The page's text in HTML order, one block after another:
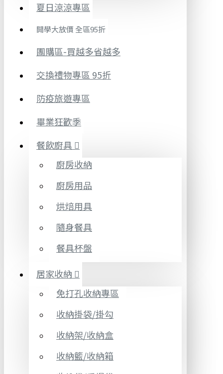
夏日涼涼專區
開學大放價 全區95折
團購區-買越多省越多
交換禮物專區 95折
防疫旅遊專區
畢業狂歡季
餐飲廚具
廚房收納
廚房用品
烘焙用具
隨身餐具
餐具杯盤
居家收納
免打孔收納專區
收納掛袋/掛勾
收納架/收納盒
收納籃/收納箱